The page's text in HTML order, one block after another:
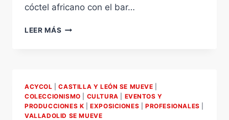
cóctel africano con el bar…
LEER MÁS MUSEO
LA
MIRADA»
ACYCOL |CASTILLA Y LEÓN SE MUEVE
COLECCIONISMO
CULTURA
EVENTOS Y
PRODUCCIONES K |EXPOSICIONES |PROFESIONALES
VALLADOLID SE MUEVE